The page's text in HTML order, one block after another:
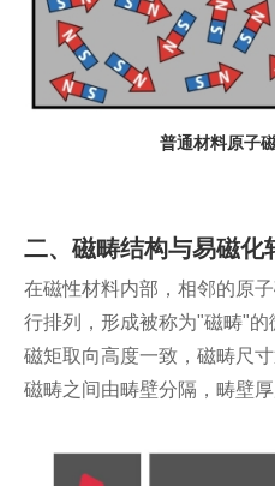
普通材料原子
二、磁畴结构与易磁化
在磁性材料内部，相邻的原
行排列，形成被称为"磁畴"
磁矩取向高度一致，磁畴尺
磁畴之间由畴壁分隔，畴壁